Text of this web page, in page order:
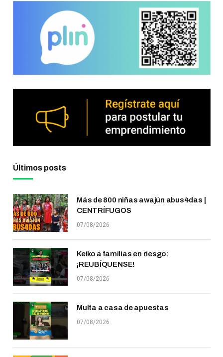
Últimos posts
Más de 800 niñas awajún abus4das |
CENTRÍFUGOS
07/08/2026
Keiko a familias en riesgo:
¡REUBÍQUENSE!
07/08/2026
Multa a casa de apuestas
07/08/2026